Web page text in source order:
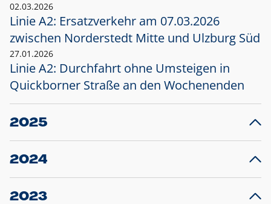
02.03.2026
Linie A2: Ersatzverkehr am 07.03.2026
zwischen Norderstedt Mitte und Ulzburg Süd
27.01.2026
Linie A2: Durchfahrt ohne Umsteigen in
Quickborner Straße an den Wochenenden
2025
23.12.2025
Projekt S5: Start der Bauarbeiten am
2024
10.12.2024
Großprojekt S5: Sperrung der Bahnstraße in
2023